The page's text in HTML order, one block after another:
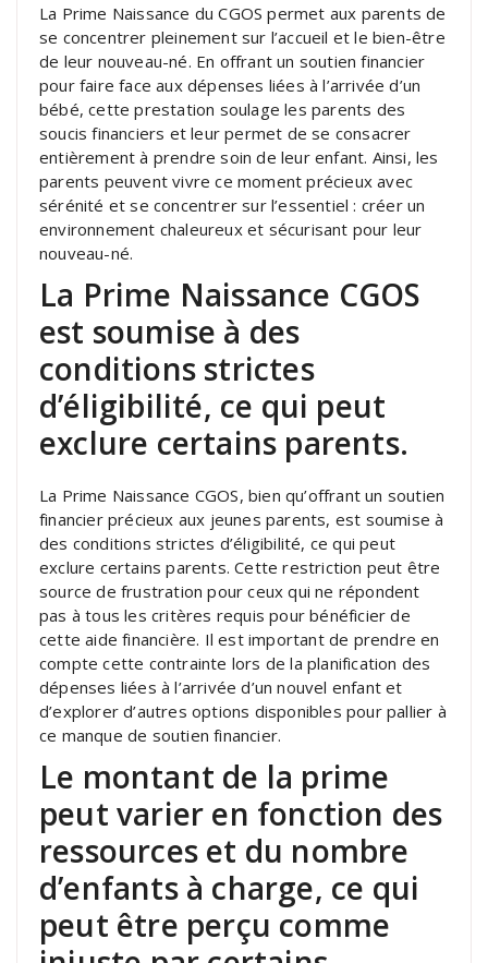
La Prime Naissance du CGOS permet aux parents de
se concentrer pleinement sur l’accueil et le bien-être
de leur nouveau-né. En offrant un soutien financier
pour faire face aux dépenses liées à l’arrivée d’un
bébé, cette prestation soulage les parents des
soucis financiers et leur permet de se consacrer
entièrement à prendre soin de leur enfant. Ainsi, les
parents peuvent vivre ce moment précieux avec
sérénité et se concentrer sur l’essentiel : créer un
environnement chaleureux et sécurisant pour leur
nouveau-né.
La Prime Naissance CGOS
est soumise à des
conditions strictes
d’éligibilité, ce qui peut
exclure certains parents.
La Prime Naissance CGOS, bien qu’offrant un soutien
financier précieux aux jeunes parents, est soumise à
des conditions strictes d’éligibilité, ce qui peut
exclure certains parents. Cette restriction peut être
source de frustration pour ceux qui ne répondent
pas à tous les critères requis pour bénéficier de
cette aide financière. Il est important de prendre en
compte cette contrainte lors de la planification des
dépenses liées à l’arrivée d’un nouvel enfant et
d’explorer d’autres options disponibles pour pallier à
ce manque de soutien financier.
Le montant de la prime
peut varier en fonction des
ressources et du nombre
d’enfants à charge, ce qui
peut être perçu comme